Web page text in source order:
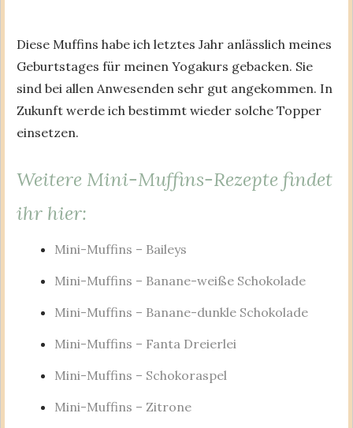
Diese Muffins habe ich letztes Jahr anlässlich meines
Geburtstages für meinen Yogakurs gebacken. Sie
sind bei allen Anwesenden sehr gut angekommen. In
Zukunft werde ich bestimmt wieder solche Topper
einsetzen.
Weitere Mini-Muffins-Rezepte findet
ihr hier:
Mini-Muffins – Baileys
Mini-Muffins – Banane-weiße Schokolade
Mini-Muffins – Banane-dunkle Schokolade
Mini-Muffins – Fanta Dreierlei
Mini-Muffins – Schokoraspel
Mini-Muffins – Zitrone